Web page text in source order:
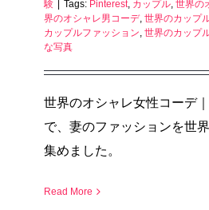
験
Tags: Pinterest, カップル, 世界の
界のオシャレ男コーデ, 世界のカップ
カップルファッション, 世界のカップ
な写真
世界のオシャレ女性コーデ
で、妻のファッションを世
集めました。
Read More